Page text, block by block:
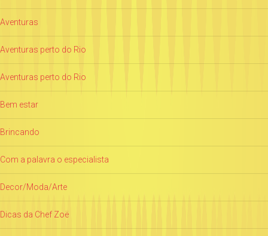
Aventuras
Aventuras perto do Rio
Aventuras perto do Rio
Bem estar
Brincando
Com a palavra o especialista
Decor/Moda/Arte
Dicas da Chef Zoë